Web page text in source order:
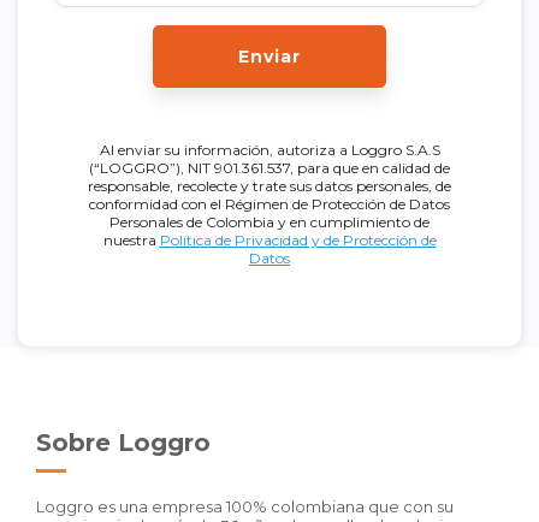
Enviar
Al enviar su información, autoriza a Loggro S.A.S
(“LOGGRO”), NIT 901.361.537, para que en calidad de
responsable, recolecte y trate sus datos personales, de
conformidad con el Régimen de Protección de Datos
Personales de Colombia y en cumplimiento de
nuestra Política de Privacidad y de Protección de
Datos
Sobre Loggro
Loggro es una empresa 100% colombiana que con su